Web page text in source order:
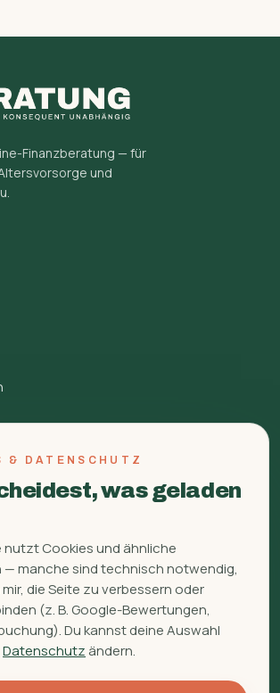
Finanzberatung — für
und
& DATENSCHUTZ
was geladen
nutzt Cookies und ähnliche
manche sind technisch notwendig,
die Seite zu verbessern oder
(z. B. Google-Bewertungen,
Du kannst deine Auswahl
Datenschutz ändern.